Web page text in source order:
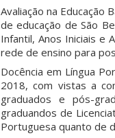
Avaliação na Educação
de educação de São
Infantil, Anos Iniciais e
rede de ensino para
Docência em Língua
2018, com vistas a
graduados e pós-
graduandos de
Portuguesa quanto de